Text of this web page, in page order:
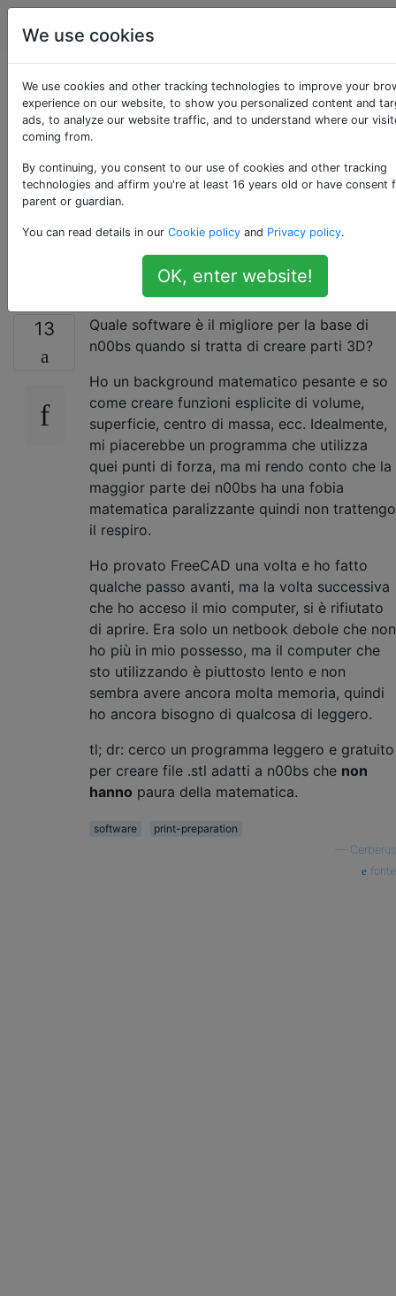
Stampa 3D
Buono
(preferibilmente
gratuito) Software
per principianti per la
creazione di parti?
13
Quale software è il migliore per la base di
n00bs quando si tratta di creare parti 3D?
Ho un background matematico pesante e so
come creare funzioni esplicite di volume,
superficie, centro di massa, ecc. Idealmente,
mi piacerebbe un programma che utilizza
quei punti di forza, ma mi rendo conto che la
maggior parte dei n00bs ha una fobia
matematica paralizzante quindi non trattengo
il respiro.
Ho provato FreeCAD una volta e ho fatto
qualche passo avanti, ma la volta successiva
che ho acceso il mio computer, si è rifiutato
di aprire. Era solo un netbook debole che non
ho più in mio possesso, ma il computer che
sto utilizzando è piuttosto lento e non
sembra avere ancora molta memoria, quindi
ho ancora bisogno di qualcosa di leggero.
tl; dr: cerco un programma leggero e gratuito
per creare file .stl adatti a n00bs che non
hanno paura della matematica.
software
print-preparation
Cerberus
fonte
We use cookies
We use cookies and other tracking technologies to improve your
experience on our website, to show you personalized content and
ads, to analyze our website traffic, and to understand where our
coming from.
By continuing, you consent to our use of cookies and other tracking
technologies and affirm you're at least 16 years old or have consent
parent or guardian.
You can read details in our Cookie policy and Privacy policy.
OK, enter website!